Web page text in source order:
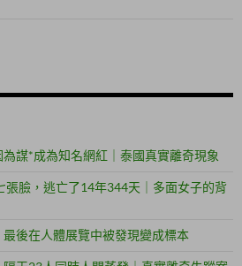
謀*成為知名網紅｜泰國真實離奇現象
張臉，逃亡了14年344天｜多面女子的背
後在人體展覽中被發現變成標本